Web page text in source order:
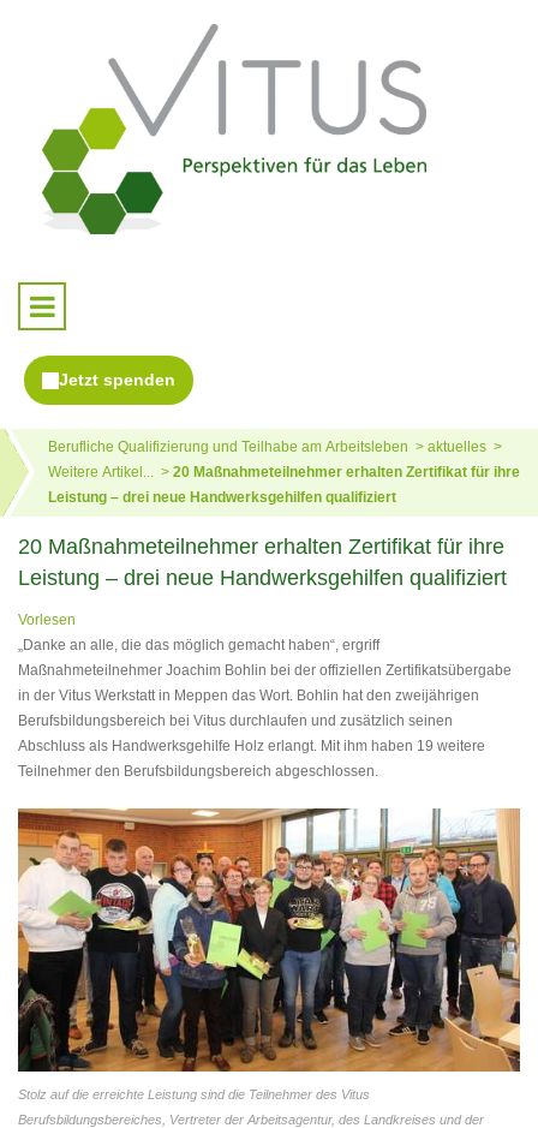
Berufliche Qualifizierung und Teilhabe am Arbeitsleben
aktuelles
Weitere Artikel...
20 Maßnahmeteilnehmer erhalten Zertifikat für ihre
Leistung – drei neue Handwerksgehilfen qualifiziert
20 Maßnahmeteilnehmer erhalten Zertifikat für ihre
Leistung – drei neue Handwerksgehilfen qualifiziert
Vorlesen
„Danke an alle, die das möglich gemacht haben“, ergriff
Maßnahmeteilnehmer Joachim Bohlin bei der offiziellen Zertifikatsübergabe
in der Vitus Werkstatt in Meppen das Wort. Bohlin hat den zweijährigen
Berufsbildungsbereich bei Vitus durchlaufen und zusätzlich seinen
Abschluss als Handwerksgehilfe Holz erlangt. Mit ihm haben 19 weitere
Teilnehmer den Berufsbildungsbereich abgeschlossen.
Stolz auf die erreichte Leistung sind die Teilnehmer des Vitus
Berufsbildungsbereiches, Vertreter der Arbeitsagentur, des Landkreises und der